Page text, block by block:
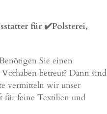
für ✔️Polsterei,
Sie einen
betreut? Dann sind
vermitteln wir unser
für feine Textilien und